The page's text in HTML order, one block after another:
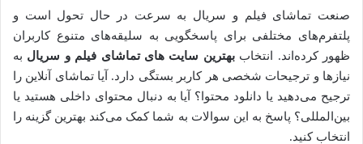
صنعت تماشای فیلم و سریال به سرعت در حال تحول است و
پلتفرم‌های مختلفی برای پاسخگویی به سلیقه‌های متنوع کاربران
ظهور کرده‌اند. انتخاببهترین سایت های تماشای فیلم و سریال به
نیازها و ترجیحات شخصی هر کاربر بستگی دارد. آیا تماشای آنلاین را
ترجیح می‌دهید یا دانلود محتوا؟ آیا به دنبال محتوای داخلی هستید یا
بین‌المللی؟ پاسخ به این سوالات به شما کمک می‌کند بهترین گزینه را
انتخاب کنید.